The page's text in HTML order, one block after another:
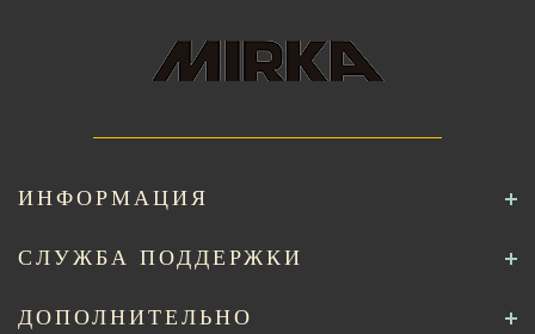
ИНФОРМАЦИЯ
СЛУЖБА ПОДДЕРЖКИ
ДОПОЛНИТЕЛЬНО